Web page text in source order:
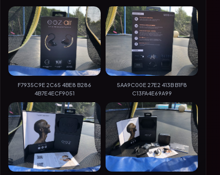
F7935C9E 2C65 4BE8 B286
4B7E4ECF9051
5AA9C00E 27E2 413B B1F8
C13FA4E69A99